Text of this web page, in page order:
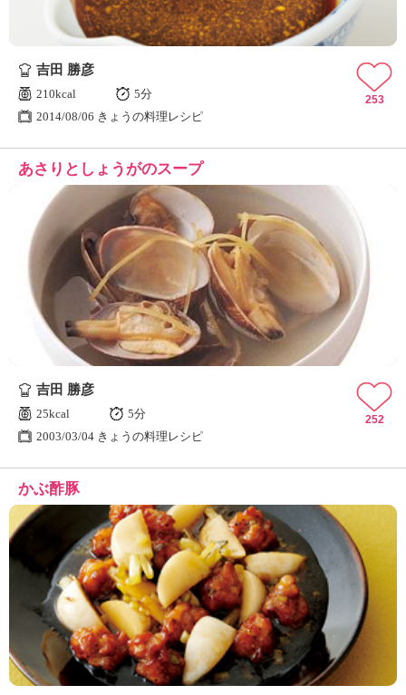
吉田 勝彦
210kcal
5分
2014/08/06 きょうの料理レシピ
253
あさりとしょうがのスープ
吉田 勝彦
25kcal
5分
2003/03/04 きょうの料理レシピ
252
かぶ酢豚